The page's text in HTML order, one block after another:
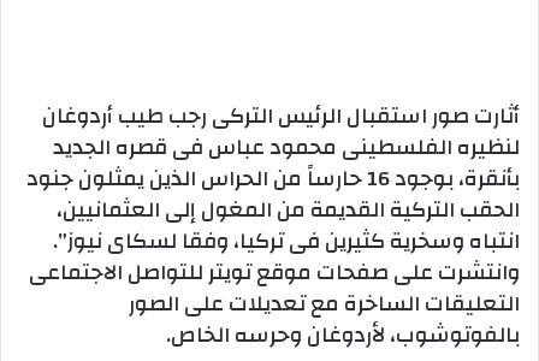
أثارت صور استقبال الرئيس التركى رجب طيب أردوغان
لنظيره الفلسطينى محمود عباس فى قصره الجديد
بأنقرة، بوجود 16 حارساً من الحراس الذين يمثلون جنود
الحقب التركية القديمة من المغول إلى العثمانيين،
انتباه وسخرية كثيرين فى تركيا، وفقا لسكاى نيوز”.
وانتشرت على صفحات موقع تويتر للتواصل الاجتماعى
التعليقات الساخرة مع تعديلات على الصور
بالفوتوشوب، لأردوغان وحرسه الخاص.